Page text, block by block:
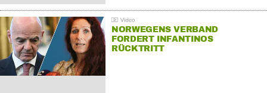
NORWEGENS VERBAND
FORDERT INFANTINOS
RÜCKTRITT